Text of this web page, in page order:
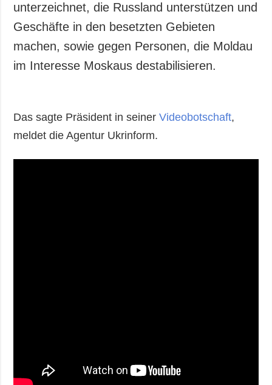
unterzeichnet, die Russland unterstützen und
Geschäfte in den besetzten Gebieten
machen, sowie gegen Personen, die Moldau
im Interesse Moskaus destabilisieren.
Das sagte Präsident in seinerVideobotschaft,
meldet die Agentur Ukrinform.